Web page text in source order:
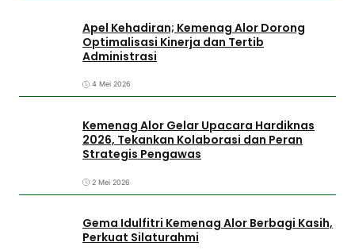
Apel Kehadiran; Kemenag Alor Dorong
Optimalisasi Kinerja dan Tertib
Administrasi
4 Mei 2026
Kemenag Alor Gelar Upacara Hardiknas
2026, Tekankan Kolaborasi dan Peran
Strategis Pengawas
2 Mei 2026
Gema Idulfitri Kemenag Alor Berbagi Kasih,
Perkuat Silaturahmi